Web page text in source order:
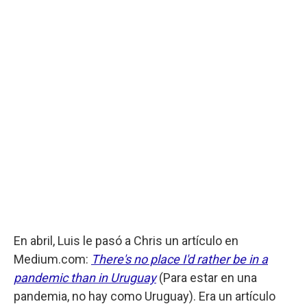
En abril, Luis le pasó a Chris un artículo en
Medium.com: There's no place I'd rather be in a
pandemic than in Uruguay(Para estar en una
pandemia, no hay como Uruguay). Era un artículo